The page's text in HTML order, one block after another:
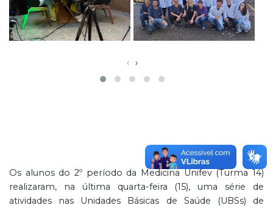
‹ ›
Os alunos do 2º período da Medicina Unifev (Turma 14)
realizaram, na última quarta-feira (15), uma série de
atividades nas Unidades Básicas de Saúde (UBSs) de